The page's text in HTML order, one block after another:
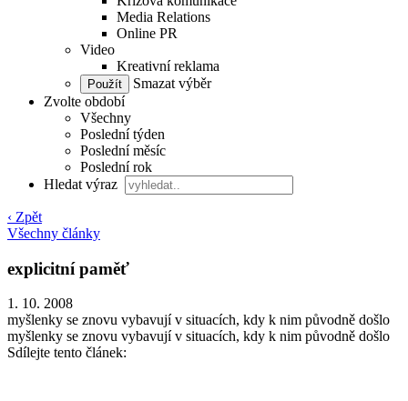
Media Relations
Online PR
Video
Kreativní reklama
Smazat výběr
Zvolte období
Všechny
Poslední týden
Poslední měsíc
Poslední rok
Hledat výraz
‹ Zpět
Všechny články
explicitní paměť
1. 10. 2008
myšlenky se znovu vybavují v situacích, kdy k nim původně došlo
myšlenky se znovu vybavují v situacích, kdy k nim původně došlo
Sdílejte tento článek: